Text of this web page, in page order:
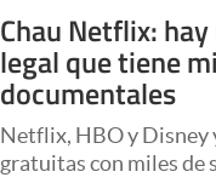
Negocios
Columnistas
Apertura
Chau Netflix:
legal que tiene
documentales
Netflix, HBO y Disney
gratuitas con miles de